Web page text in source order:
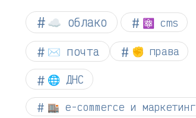
☁︎ облако ⚛ cms
✉️ почта ✊ права
🌐 ДНС
🏬 e-commerce и маркетинг